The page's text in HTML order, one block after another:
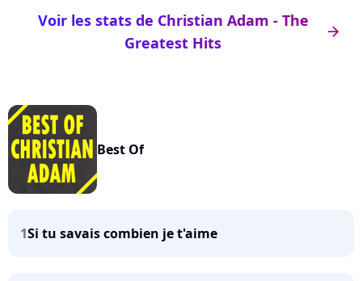
arrow_right
Voir les stats de Christian Adam - The
Greatest Hits
Best Of
1Si tu savais combien je t'aime